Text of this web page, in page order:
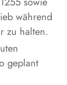
während
zu halten.
geplant